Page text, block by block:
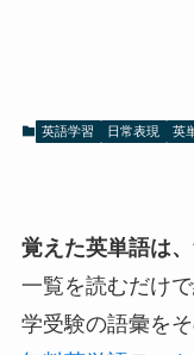
英語学習 日常表現 英
覚えた英単語は
一覧を読むだけ
学受験の語彙を